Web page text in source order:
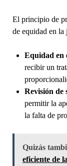
El principio de
de equidad en la
Equidad en
recibir un
Revisión de
permitir la
la falta de
Quizás
eficiente de